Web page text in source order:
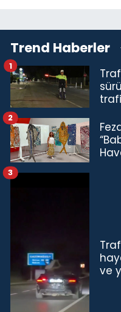
Trend Haberler
1
2
ve
3